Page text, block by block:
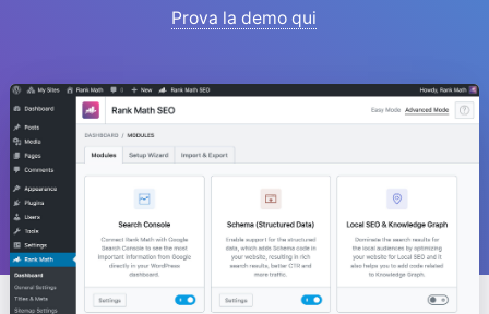
Prova la demo qui